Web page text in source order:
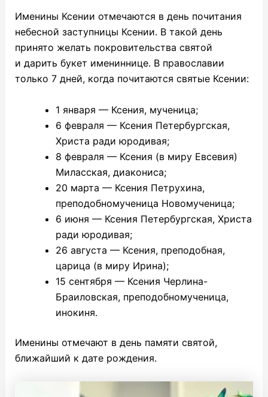
Именины Ксении отмечаются в день почитания
небесной заступницы Ксении. В такой день
принято желать покровительства святой
и дарить букет имениннице. В православии
только 7 дней, когда почитаются святые Ксении:
1 января — Ксения, мученица;
6 февраля — Ксения Петербургская,
Христа ради юродивая;
8 февраля — Ксения (в миру Евсевия)
Миласская, диакониса;
20 марта — Ксения Петрухина,
преподобномученица Новомученица;
6 июня — Ксения Петербургская, Христа
ради юродивая;
26 августа — Ксения, преподобная,
царица (в миру Ирина);
15 сентября — Ксения Черлина-
Браиловская, преподобномученица,
инокиня.
Именины отмечают в день памяти святой,
ближайший к дате рождения.